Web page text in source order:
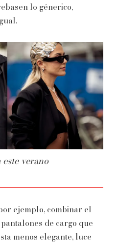
lo génerico,
verano
ejemplo, combinar el
de cargo que
menos elegante, luce